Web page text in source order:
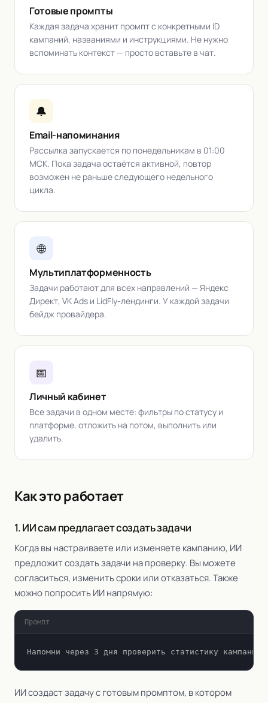
Готовые промпты
Каждая задача хранит промпт с конкретными ID
кампаний, названиями и инструкциями. Не нужно
вспоминать контекст — просто вставьте в чат.
🔔
Email-напоминания
Рассылка запускается по понедельникам в 01:00
МСК. Пока задача остаётся активной, повтор
возможен не раньше следующего недельного
цикла.
🌐
Мультиплатформенность
Задачи работают для всех направлений — Яндекс
Директ, VK Ads и LidFly-лендинги. У каждой задачи
бейдж провайдера.
📅
Личный кабинет
Все задачи в одном месте: фильтры по статусу и
платформе, отложить на потом, выполнить или
удалить.
Как это работает
1. ИИ сам предлагает создать задачи
Когда вы настраиваете или изменяете кампанию, ИИ
предложит создать задачи на проверку. Вы можете
согласиться, изменить сроки или отказаться. Также
можно попросить ИИ напрямую:
Промпт
Напомни через 3 дня проверить статистику кампании
ИИ создаст задачу с готовым промптом, в котором